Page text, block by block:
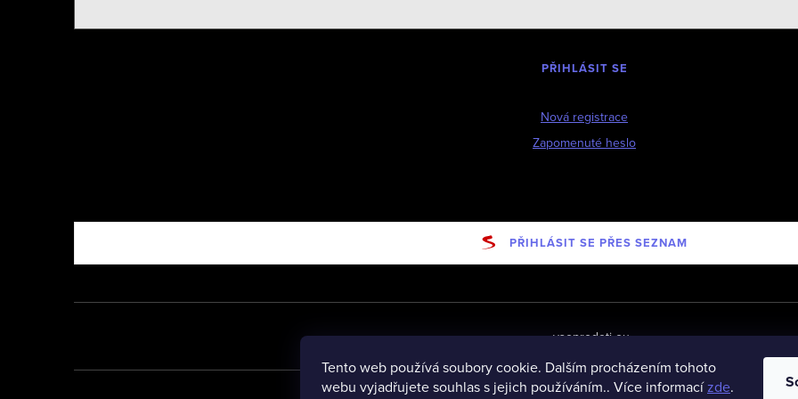
Tento web používá soubory cookie. Dalším procházením tohoto
webu vyjadřujete souhlas s jejich používáním.. Více informacízde.
PŘIHLÁSIT SE
Nová registrace
Zapomenuté heslo
PŘIHLÁSIT SE PŘES SEZNAM
vseprodeti-eu